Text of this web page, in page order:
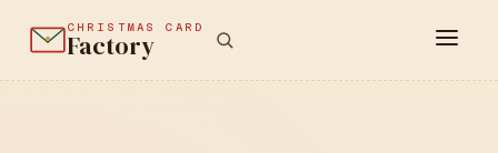
CHRISTMAS CARD
Factory